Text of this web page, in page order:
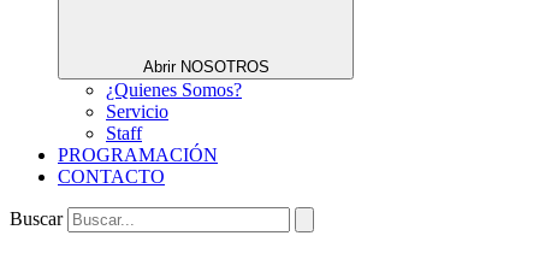
Abrir NOSOTROS
¿Quienes Somos?
Servicio
Staff
PROGRAMACIÓN
CONTACTO
Buscar